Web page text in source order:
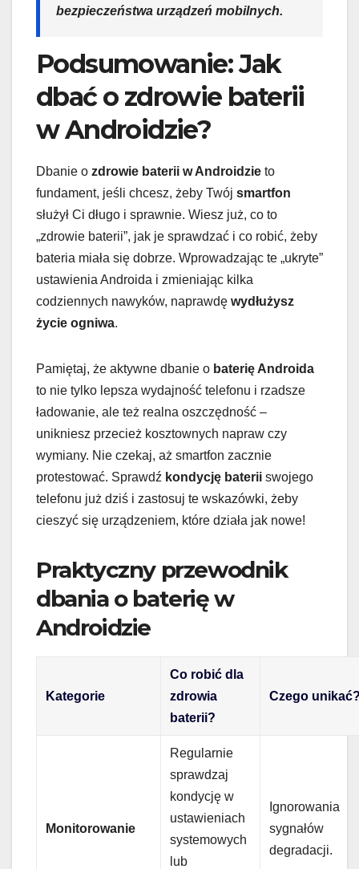
bezpieczeństwa urządzeń mobilnych.
Podsumowanie: Jak
dbać o zdrowie baterii
w Androidzie?
Dbanie o zdrowie baterii w Androidzie to
fundament, jeśli chcesz, żeby Twój smartfon
służył Ci długo i sprawnie. Wiesz już, co to
„zdrowie baterii”, jak je sprawdzać i co robić, żeby
bateria miała się dobrze. Wprowadzając te „ukryte”
ustawienia Androida i zmieniając kilka
codziennych nawyków, naprawdę wydłużysz
życie ogniwa.
Pamiętaj, że aktywne dbanie o baterię Androida
to nie tylko lepsza wydajność telefonu i rzadsze
ładowanie, ale też realna oszczędność –
unikniesz przecież kosztownych napraw czy
wymiany. Nie czekaj, aż smartfon zacznie
protestować. Sprawdź kondycję baterii swojego
telefonu już dziś i zastosuj te wskazówki, żeby
cieszyć się urządzeniem, które działa jak nowe!
Praktyczny przewodnik
dbania o baterię w
Androidzie
Kategorie
Co robić dla
zdrowia
baterii?
Czego
Monitorowanie
Regularnie
sprawdzaj
kondycję w
ustawieniach
systemowych
lub
Ignorowania
sygnałów
degradacji.